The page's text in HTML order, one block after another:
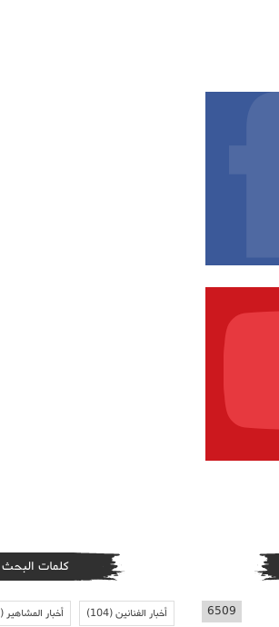
6509
كلمات البحث
أخبار الفنانين(104) أخبار المشاهير(118)